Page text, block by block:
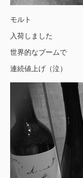
モルト
入荷しました
世界的なブームで
連続値上げ（泣）